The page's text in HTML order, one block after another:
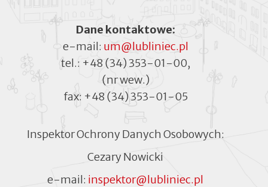
Dane kontaktowe:
e-mail: um@lubliniec.pl
tel.: +48 (34) 353-01-00,
(nr wew.)
fax: +48 (34) 353-01-05
Inspektor Ochrony Danych Osobowych:
Cezary Nowicki
e-mail: inspektor@lubliniec.pl